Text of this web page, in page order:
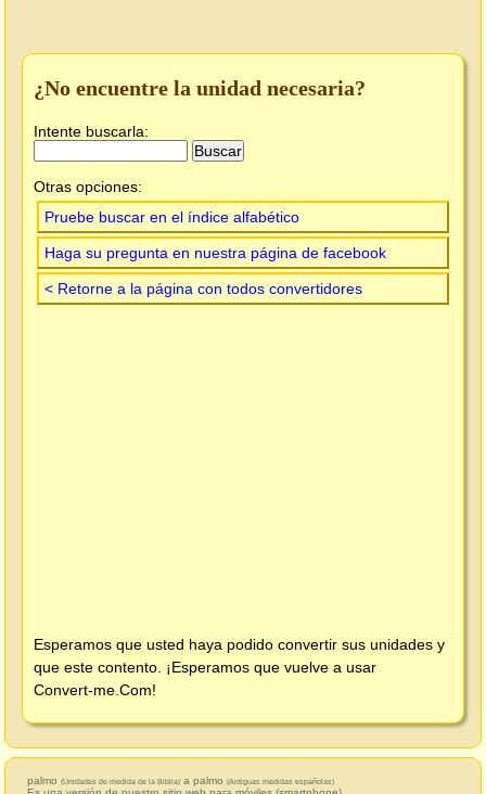
¿No encuentre la unidad necesaria?
Intente buscarla:
Otras opciones:
Pruebe buscar en el índice alfabético
Haga su pregunta en nuestra página de facebook
< Retorne a la página con todos convertidores
Esperamos que usted haya podido convertir sus unidades y
que este contento. ¡Esperamos que vuelve a usar
Convert-me.Com!
palmo (Unidades de medida de la Biblia) a palmo (Antiguas medidas españolas)